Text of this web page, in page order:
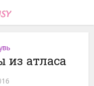
из атласа